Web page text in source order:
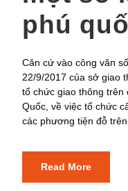
phú
Căn cứ vào công văn
22/9/2017 của sở giao
tổ chức giao thông trên
Quốc, về việc tổ chức
các phương tiện đỗ
Read More